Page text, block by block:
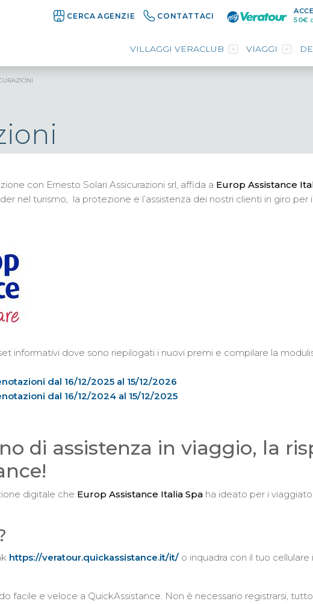
CERCA AGENZIE CONTATTACI
50€
VILLAGGI VERACLUB VIAGGI
con Ernesto Solari Assicurazioni srl, affida a Europ Assistance
nel turismo, la protezione e l’assistenza dei nostri clienti in giro per
informativi dove sono riepilogati i nuovi premi e compilare la
dal 16/12/2025 al 15/12/2026
dal 16/12/2024 al 15/12/2025
di assistenza in viaggio, la
digitale che Europ Assistance Italia Spa ha ideato per i
https://veratour.quickassistance.it/it/ o inquadra con il tuo cellulare
facile e veloce a QuickAssistance. Non è necessario registrarsi,